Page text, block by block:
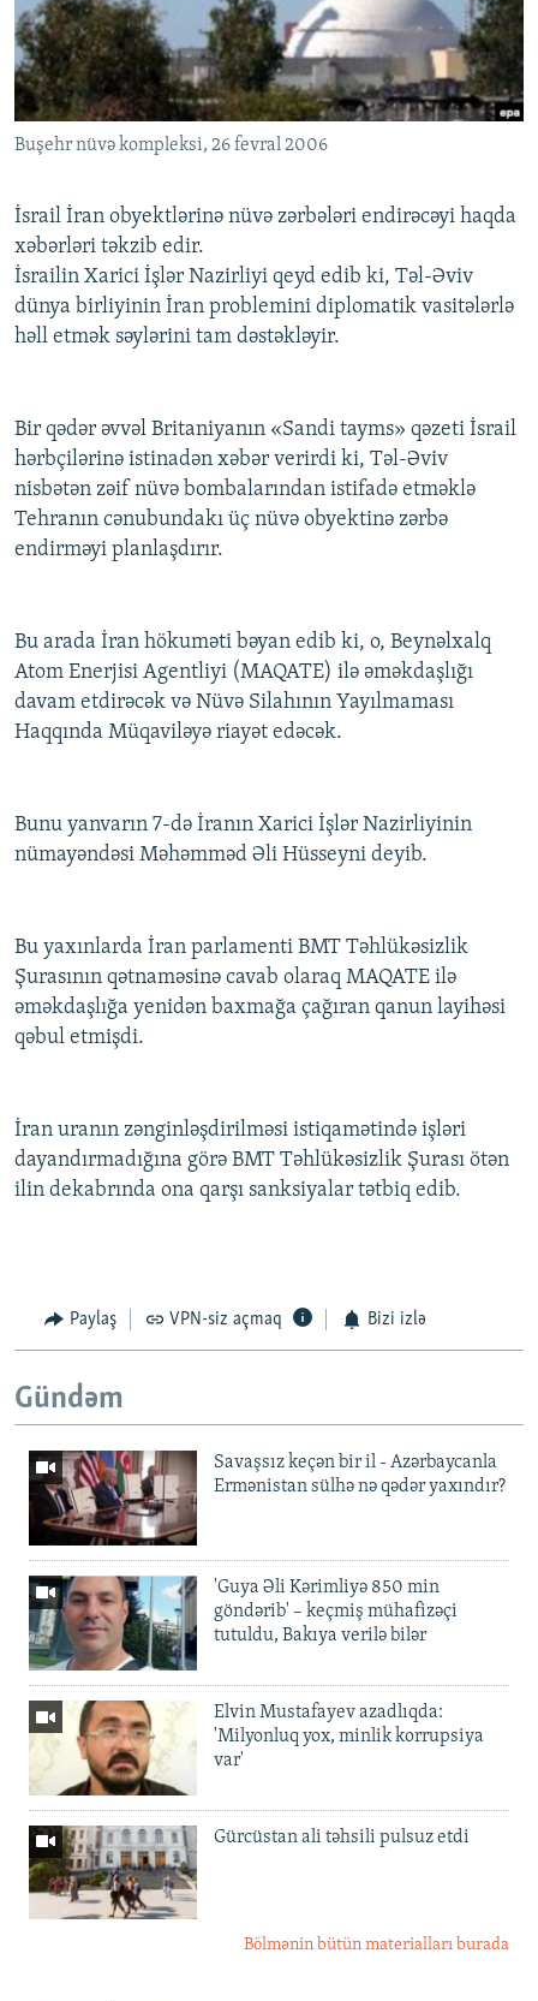
İNFOQRAFIKA
KARIKATURA
AZƏRBAYCAN ƏDƏBIYYATI KITABXANASI
İSLAM VƏ DEMOKRATIYA
İZ - MƏDƏNIYYƏT PROQRAMI
MISSIYAMIZ
PEŞƏ ETIKASI VƏ JURNALISTIKA STANDARTLARIMIZ
MATERIALLARIMIZDAN ISTIFADƏ
AZADLIQRADIOSU MOBIL TELEFONUNUZDA
XƏBƏR BÜLLETENLƏRIMIZ
BIZI IZLƏ
RFE/RL-in bütün saytları
Buşehr nüvə kompleksi, 26 fevral 2006
İsrail İran obyektlərinə nüvə zərbələri endirəcəyi haqda
xəbərləri təkzib edir.
İsrailin Xarici İşlər Nazirliyi qeyd edib ki, Təl-Əviv
dünya birliyinin İran problemini diplomatik vasitələrlə
həll etmək səylərini tam dəstəkləyir.
Bir qədər əvvəl Britaniyanın «Sandi tayms» qəzeti İsrail
hərbçilərinə istinadən xəbər verirdi ki, Təl-Əviv
nisbətən zəif nüvə bombalarından istifadə etməklə
Tehranın cənubundakı üç nüvə obyektinə zərbə
endirməyi planlaşdırır.
Bu arada İran hökuməti bəyan edib ki, o, Beynəlxalq
Atom Enerjisi Agentliyi (MAQATE) ilə əməkdaşlığı
davam etdirəcək və Nüvə Silahının Yayılmaması
Haqqında Müqaviləyə riayət edəcək.
Bunu yanvarın 7-də İranın Xarici İşlər Nazirliyinin
nümayəndəsi Məhəmməd Əli Hüsseyni deyib.
Bu yaxınlarda İran parlamenti BMT Təhlükəsizlik
Şurasının qətnaməsinə cavab olaraq MAQATE ilə
əməkdaşlığa yenidən baxmağa çağıran qanun layihəsi
qəbul etmişdi.
İran uranın zənginləşdirilməsi istiqamətində işləri
dayandırmadığına görə BMT Təhlükəsizlik Şurası ötən
ilin dekabrında ona qarşı sanksiyalar tətbiq edib.
Paylaş VPN-siz açmaq Bizi izlə
Gündəm
Savaşsız keçən bir il - Azərbaycanla
Ermənistan sülhə nə qədər yaxındır?
'Guya Əli Kərimliyə 850 min
göndərib' – keçmiş mühafizəçi
tutuldu, Bakıya verilə bilər
Elvin Mustafayev azadlıqda:
'Milyonluq yox, minlik korrupsiya
var'
Gürcüstan ali təhsili pulsuz etdi
Bölmənin bütün materialları burada